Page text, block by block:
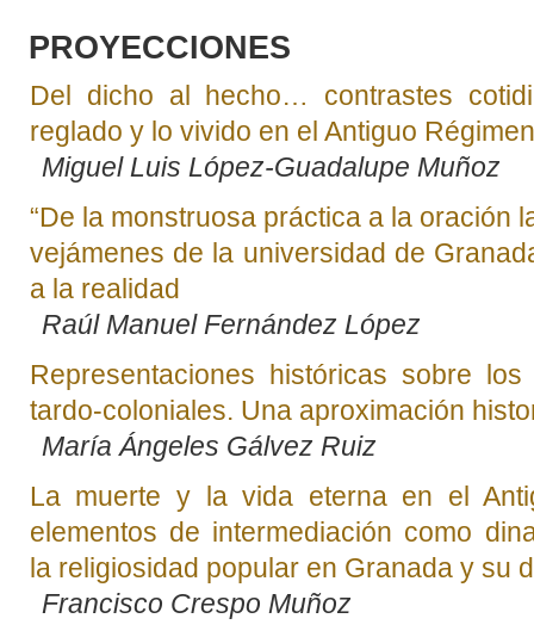
PROYECCIONES
Del dicho al hecho… contrastes
reglado y lo vivido en el Antiguo
Miguel Luis López-Guadalupe Muñoz
“De la monstruosa práctica a la oración
vejámenes de la universidad de
a la realidad
Raúl Manuel Fernández López
Representaciones históricas sobre los
tardo-coloniales. Una aproximación
María Ángeles Gálvez Ruiz
La muerte y la vida eterna en el
elementos de intermediación como
la religiosidad popular en Granada y su
Francisco Crespo Muñoz